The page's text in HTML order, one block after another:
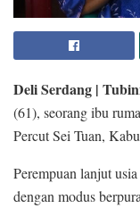
Deli Serdang |
(61), seorang ibu
Percut Sei Tuan,
Perempuan lanjut
dengan modus